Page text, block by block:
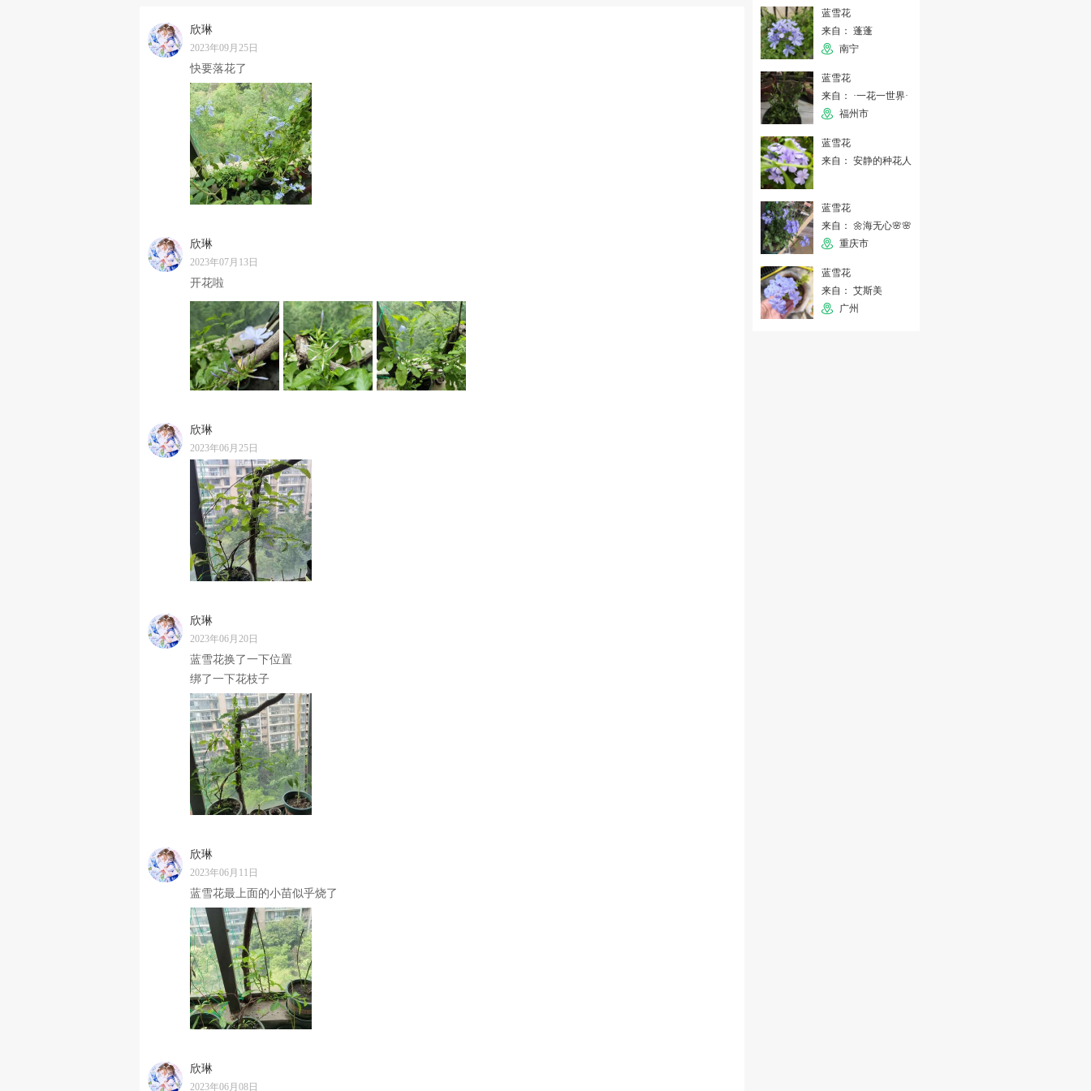
欣琳
2023年09月25日
快要落花了
欣琳
2023年07月13日
开花啦
欣琳
2023年06月25日
欣琳
2023年06月20日
蓝雪花换了一下位置
绑了一下花枝子
欣琳
2023年06月11日
蓝雪花最上面的小苗似乎烧了
欣琳
2023年06月08日
蓝雪花
来自： 蓬蓬
南宁
蓝雪花
来自： ·一花一世界·
福州市
蓝雪花
来自： 安静的种花人
蓝雪花
来自： 🌼海无心🌸🌸
重庆市
蓝雪花
来自： 艾斯美
广州